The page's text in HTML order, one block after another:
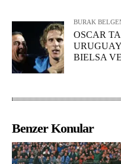
BURAK
OSCAR
BIELSA
Benzer Konular